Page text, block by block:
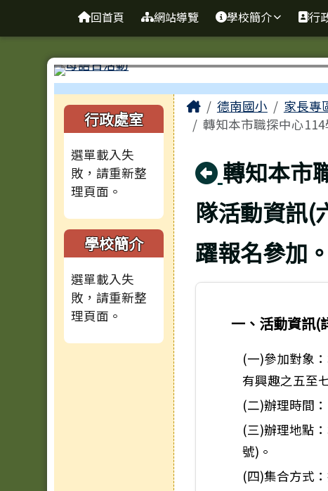
台南市仁德區德南國小全
回首頁 網站導覽 學校簡介 行
工具列
左邊區域內容
行政處室
選單載入失
敗，請重新整
理頁面。
學校簡介
選單載入失
敗，請重新整
理頁面。
主內容區域
Home德南國小 家長專
轉知本市職探中心
回上頁
轉知本市
隊活動資訊(
躍報名參加。
一、活動資訊(
(一)參加對象
有興趣之五至
(二)辦理時間
(三)辦理地點
號)。
(四)集合方式
頁尾區域